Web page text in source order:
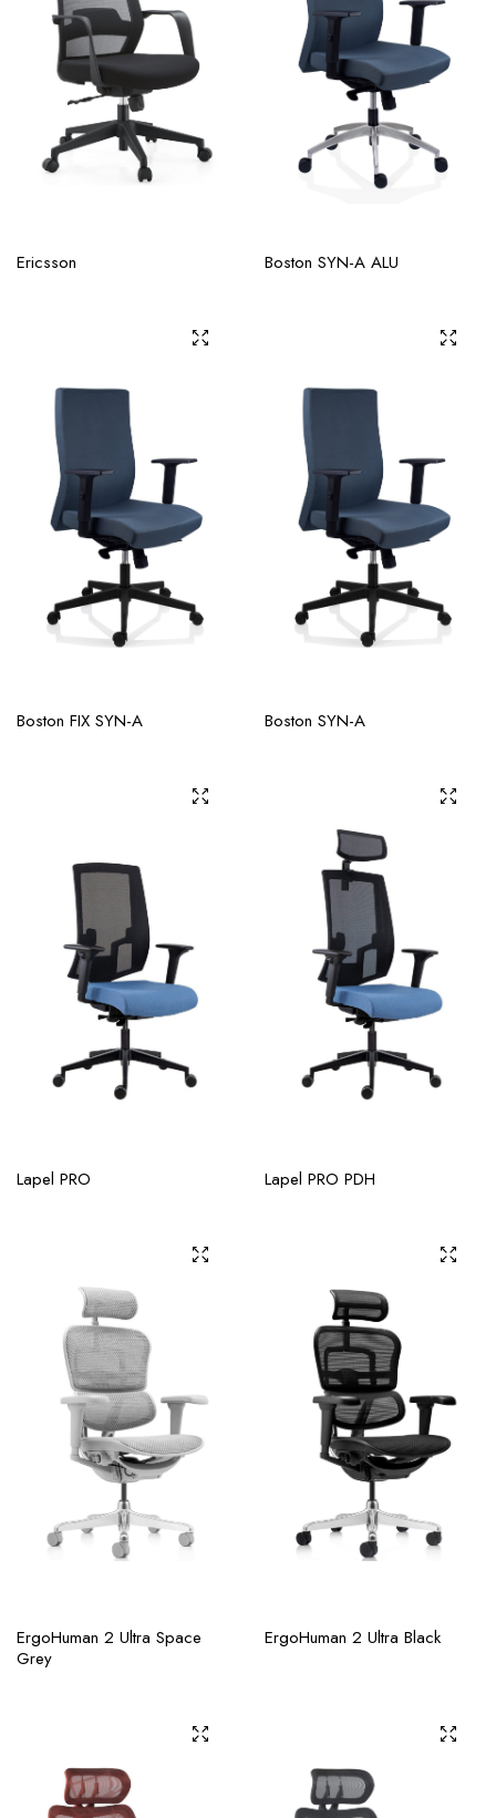
Ericsson Boston SYN-A ALU
Boston FIX SYN-A Boston SYN-A
Lapel PRO Lapel PRO PDH
ErgoHuman 2 Ultra Space
Grey
ErgoHuman 2 Ultra Black